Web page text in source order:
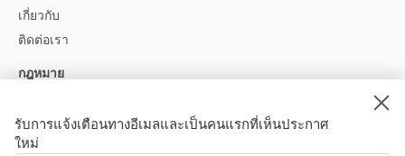
รับการแจ้งเตือนทางอีเมลและเป็นคนแรกที่เห็นประกาศ
ใหม่
เกี่ยวกับ
ติดต่อเรา
กฎหมาย
นโยบายความเป็นส่วนตัว
นโยบายคุกกี้